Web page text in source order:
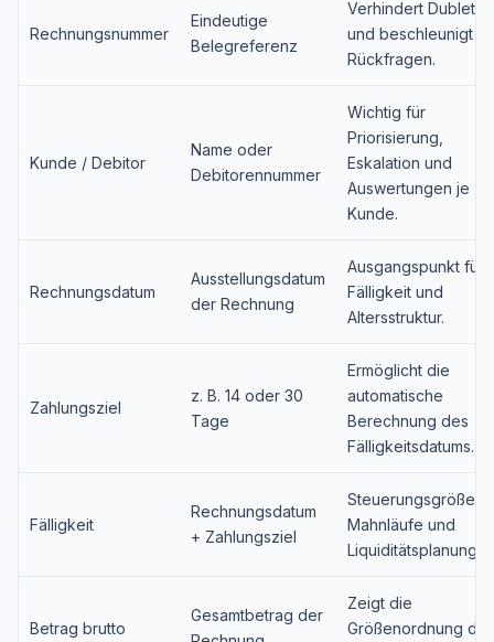
Rechnungsnummer
Eindeutige
Belegreferenz
Verhindert
und beschleunigt
Rückfragen.
Kunde / Debitor
Name oder
Debitorennummer
Wichtig für
Priorisierung,
Eskalation und
Auswertungen je
Kunde.
Rechnungsdatum
Ausstellungsdatum
der Rechnung
Ausgangspunkt für
Fälligkeit und
Altersstruktur.
Zahlungsziel
z. B. 14 oder 30
Tage
Ermöglicht die
automatische
Berechnung des
Fälligkeitsdatums.
Fälligkeit
Rechnungsdatum
+ Zahlungsziel
Steuerungsgröße
Mahnläufe und
Liquiditätsplanung.
Betrag brutto
Gesamtbetrag der
Zeigt die
Größenordnung des